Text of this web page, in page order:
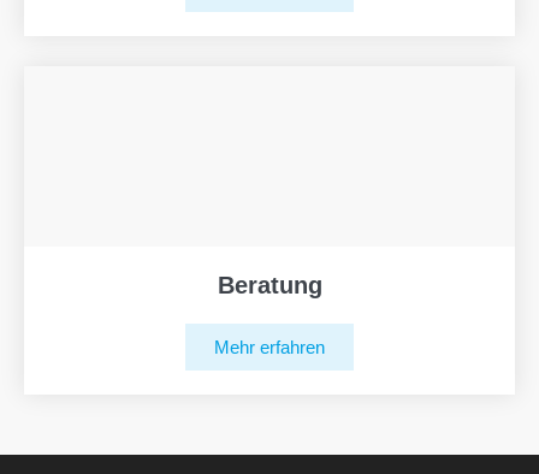
Beratung
Mehr erfahren